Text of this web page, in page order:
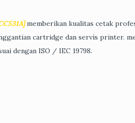
memberikan kualitas cetak
cartridge dan servis printer.
dengan ISO / IEC 19798.